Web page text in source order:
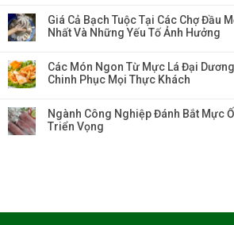
Giá Cả Bạch Tuộc Tại Các Chợ Đầu
Nhất Và Những Yếu Tố Ảnh Hưởng
Các Món Ngon Từ Mực Lá Đại
Chinh Phục Mọi Thực Khách
Ngành Công Nghiệp Đánh Bắt Mực
Triển Vọng